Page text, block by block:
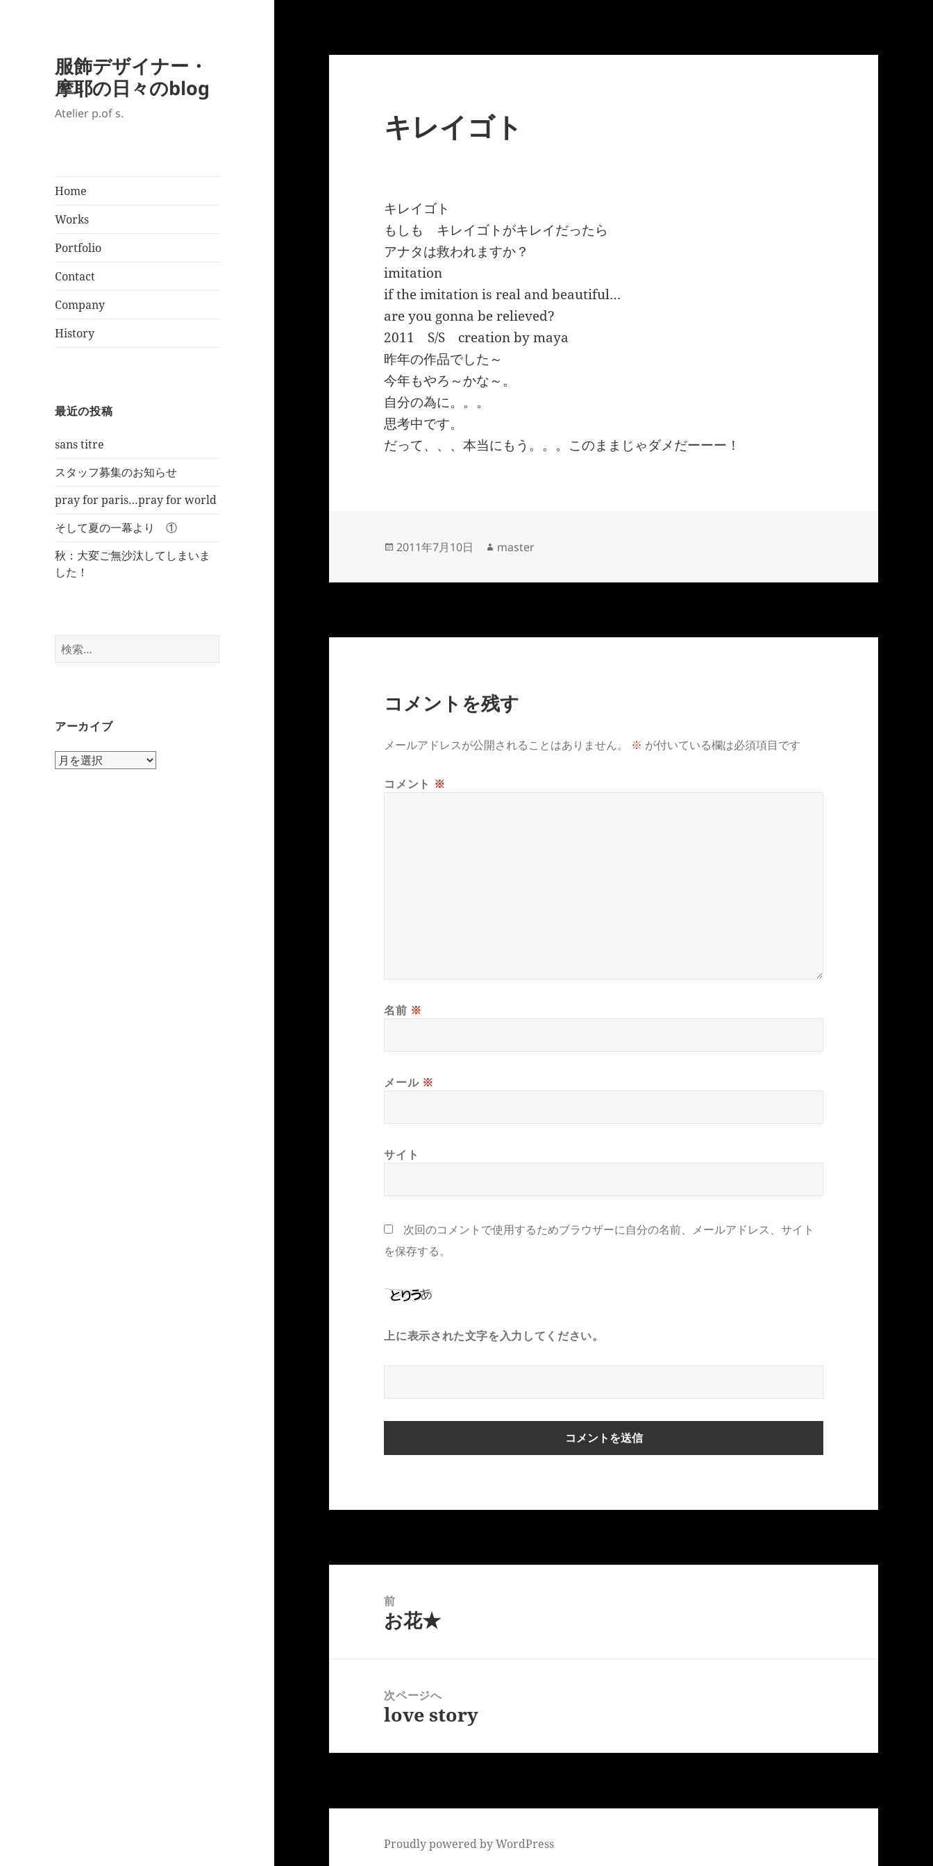
服飾デザイナー・
摩耶の日々のblog
Atelier p.of s.
Home
Works
Portfolio
Contact
Company
History
最近の投稿
sans titre
スタッフ募集のお知らせ
pray for paris…pray for world
そして夏の一幕より ①
秋：大変ご無沙汰してしまいま
した！
検
索:
アーカイブ
ア
キレイゴト
キレイゴト
もしも キレイゴトがキレイだったら
アナタは救われますか？
imitation
if the imitation is real and beautiful…
are you gonna be relieved?
2011 S/S creation by maya
昨年の作品でした～
今年もやろ～かな～。
自分の為に。。。
思考中です。
だって、、、本当にもう。。。このままじゃダメだーーー！
投
日:
2011年7月10日
作
者
master
コメントを残す
メールアドレスが公開されることはありません。 ※ が付いている欄は必須項目です
コメント ※
名前 ※
メール ※
サイト
次回のコメントで使用するためブラウザーに自分の名前、メールアドレス、サイト
を保存する。
上に表示された文字を入力してください。
前
前
お花★
次ページへ
次
投
love story
Proudly powered by WordPress